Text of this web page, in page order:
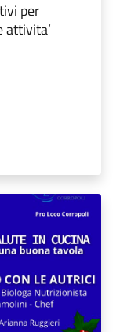
per
attivita’